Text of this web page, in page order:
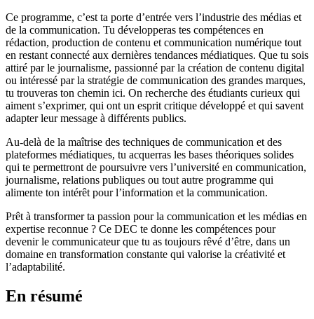
Ce programme, c’est ta porte d’entrée vers l’industrie des médias et
de la communication. Tu développeras tes compétences en
rédaction, production de contenu et communication numérique tout
en restant connecté aux dernières tendances médiatiques. Que tu sois
attiré par le journalisme, passionné par la création de contenu digital
ou intéressé par la stratégie de communication des grandes marques,
tu trouveras ton chemin ici. On recherche des étudiants curieux qui
aiment s’exprimer, qui ont un esprit critique développé et qui savent
adapter leur message à différents publics.
Au-delà de la maîtrise des techniques de communication et des
plateformes médiatiques, tu acquerras les bases théoriques solides
qui te permettront de poursuivre vers l’université en communication,
journalisme, relations publiques ou tout autre programme qui
alimente ton intérêt pour l’information et la communication.
Prêt à transformer ta passion pour la communication et les médias en
expertise reconnue ? Ce DEC te donne les compétences pour
devenir le communicateur que tu as toujours rêvé d’être, dans un
domaine en transformation constante qui valorise la créativité et
l’adaptabilité.
En résumé